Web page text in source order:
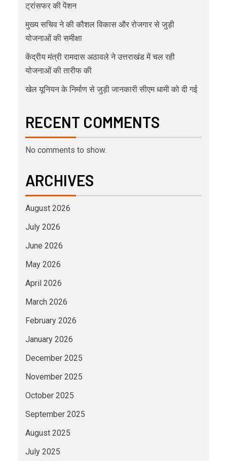
ट्रांसफर की पेंशन
मुख्य सचिव ने की कौशल विकास और रोजगार से जुड़ी
योजनाओं की समीक्षा
केंद्रीय मंत्री रामदास अठावले ने उत्तराखंड में चल रही
योजनाओं की तारीफ की
खेल यूनियन के निर्माण से जुड़ी जानकारी सीएम धामी को दी गई
RECENT COMMENTS
No comments to show.
ARCHIVES
August 2026
July 2026
June 2026
May 2026
April 2026
March 2026
February 2026
January 2026
December 2025
November 2025
October 2025
September 2025
August 2025
July 2025